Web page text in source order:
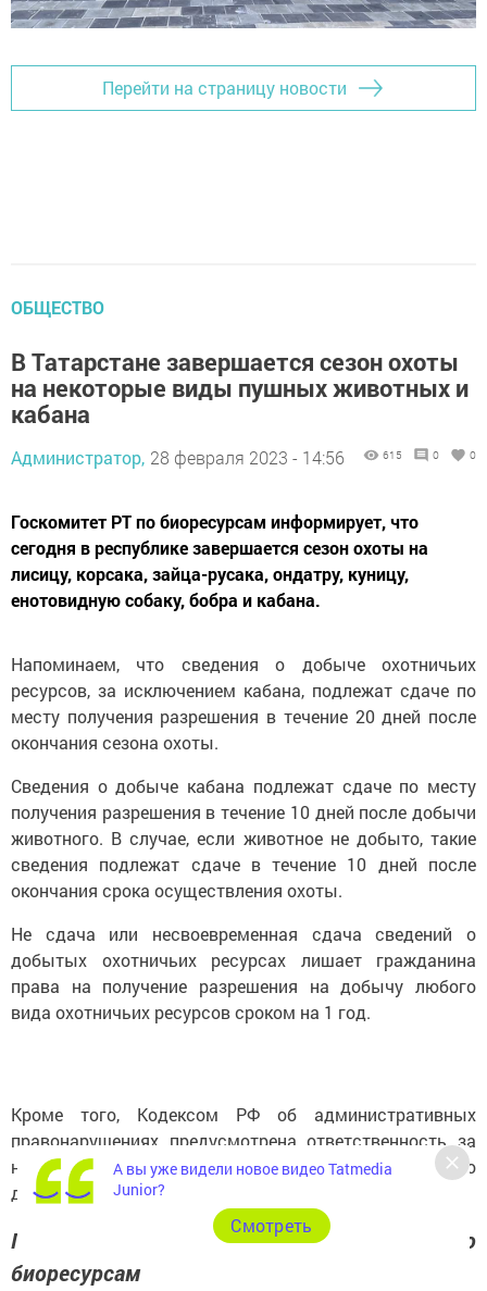
Перейти на страницу новости
ОБЩЕСТВО
В Татарстане завершается сезон охоты
на некоторые виды пушных животных и
кабана
Администратор, 28 февраля 2023 - 14:56 615 0 0
Госкомитет РТ по биоресурсам информирует, что
сегодня в республике завершается сезон охоты на
лисицу, корсака, зайца-русака, ондатру, куницу,
енотовидную собаку, бобра и кабана.
Напоминаем, что сведения о добыче охотничьих
ресурсов, за исключением кабана, подлежат сдаче по
месту получения разрешения в течение 20 дней после
окончания сезона охоты.
Сведения о добыче кабана подлежат сдаче по месту
получения разрешения в течение 10 дней после добычи
животного. В случае, если животное не добыто, такие
сведения подлежат сдаче в течение 10 дней после
окончания срока осуществления охоты.
Не сдача или несвоевременная сдача сведений о
добытых охотничьих ресурсах лишает гражданина
права на получение разрешения на добычу любого
вида охотничьих ресурсов сроком на 1 год.
Кроме того, Кодексом РФ об административных
правонарушениях предусмотрена ответственность за
не сдачу или несвоевременную сдачу сведений о
добытых охотничьих ресурсах.
Пресс-служба Госкомитета РТ по
биоресурсам
А вы уже видели новое видео Tatmedia
Junior?
Cмотреть